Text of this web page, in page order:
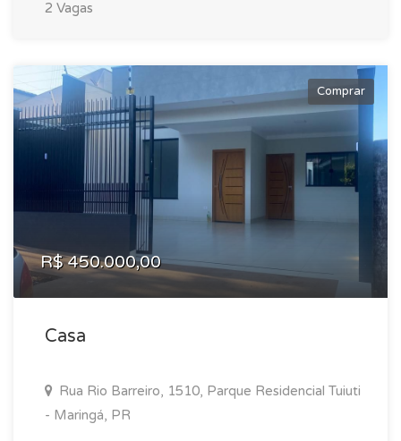
2 Vagas
Comprar
R$ 450.000,00
Casa
Rua Rio Barreiro, 1510, Parque Residencial Tuiuti
- Maringá, PR